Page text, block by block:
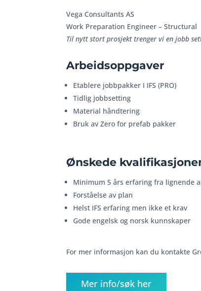
Vega Consultants AS
Work Preparation Engineer – Structural
Til nytt stort prosjekt trenger vi en jobb
Arbeidsoppgaver
Etablere jobbpakker I IFS (PRO)
Tidlig jobbsetting
Material håndtering
Bruk av Zero for prefab pakker
Ønskede
Minimum 5 års erfaring fra lignende
Forståelse av plan
Helst IFS erfaring men ikke et krav
Gode engelsk og norsk kunnskaper
For mer informasjon kan du kontakte
Mer info/søk her